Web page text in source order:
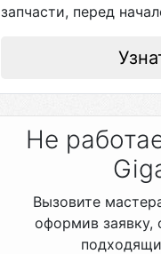
запчасти, перед
Не
Вызовите
оформив заявку,